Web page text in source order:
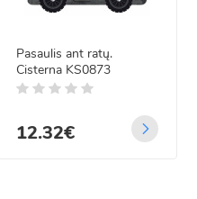
Pasaulis ant ratų.
Cisterna KS0873
12.32€